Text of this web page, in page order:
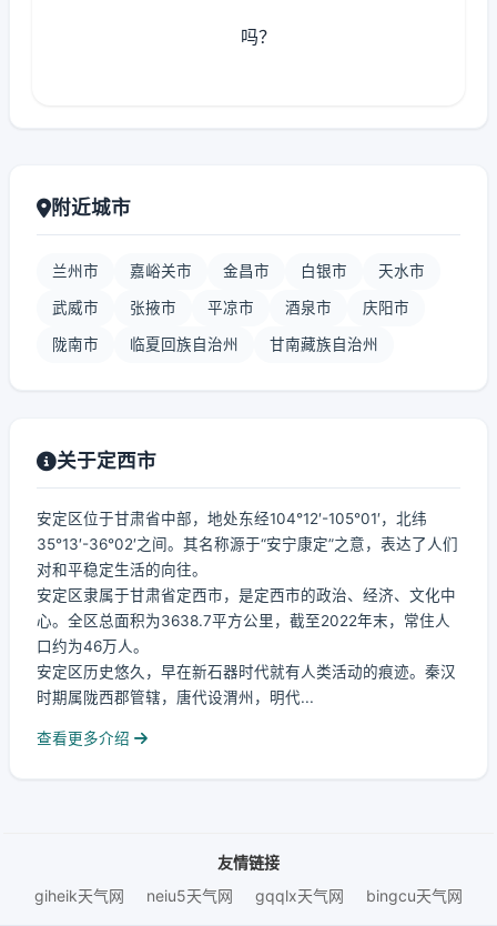
吗？
附近城市
兰州市 嘉峪关市 金昌市 白银市 天水市
武威市 张掖市 平凉市 酒泉市 庆阳市
陇南市 临夏回族自治州 甘南藏族自治州
关于定西市
安定区位于甘肃省中部，地处东经104°12′-105°01′，北纬
35°13′-36°02′之间。其名称源于“安宁康定”之意，表达了人们
对和平稳定生活的向往。
安定区隶属于甘肃省定西市，是定西市的政治、经济、文化中
心。全区总面积为3638.7平方公里，截至2022年末，常住人
口约为46万人。
安定区历史悠久，早在新石器时代就有人类活动的痕迹。秦汉
时期属陇西郡管辖，唐代设渭州，明代...
查看更多介绍
友情链接
giheik天气网
neiu5天气网 gqqlx天气网 bingcu天气网